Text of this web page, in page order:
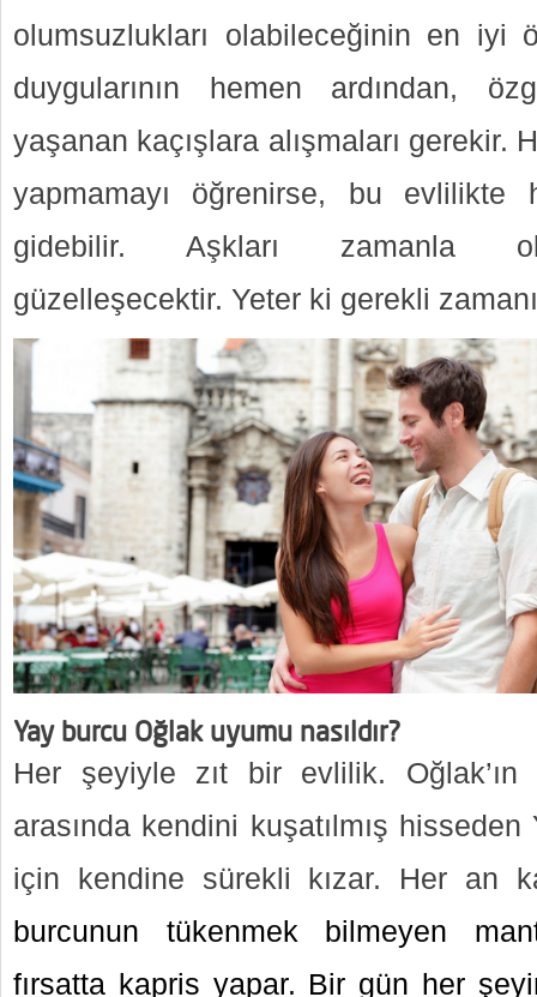
olumsuzlukları olabileceğinin en iyi
duygularının hemen ardından,
yaşanan kaçışlara alışmaları gerekir.
yapmamayı öğrenirse, bu
gidebilir. Aşkları zamanla
güzelleşecektir. Yeter ki gerekli zamanı
Yay burcu Oğlak uyumu nasıldır?
Her şeyiyle zıt bir evlilik.
arasında kendini kuşatılmış
için kendine sürekli kızar. Her an
burcunun tükenmek bilmeyen
fırsatta kapris yapar. Bir gün her